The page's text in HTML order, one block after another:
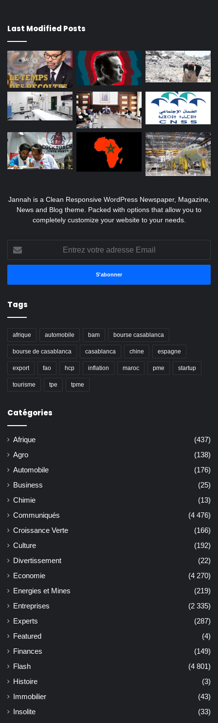
Last Modified Posts
Jannah is a Clean Responsive WordPress Newspaper, Magazine,
News and Blog theme. Packed with options that allow you to
completely customize your website to your needs.
votre
adresse
Tags
afrique automobile bam bourse casablanca
bourse de casablanca casablanca chine espagne
export fao hcp inflation maroc pme startup
tourisme tpe tpme
Catégories
Afrique
(437)
Agro
(138)
Automobile
(176)
Business
(25)
Chimie
(13)
Communiqués
(4 476)
Croissance Verte
(166)
Culture
(192)
Divertissement
(22)
Economie
(4 270)
Energies et Mines
(219)
Entreprises
(2 335)
Experts
(287)
Featured
(4)
Finances
(149)
Flash
(4 801)
Histoire
(3)
Immobilier
(43)
Insolite
(33)